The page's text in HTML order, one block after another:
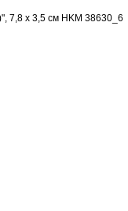
7,8 х 3,5 см HKM 38630_6